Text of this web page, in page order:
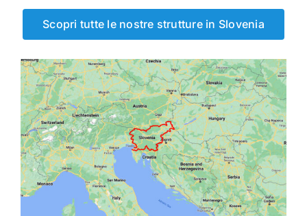
Scopri tutte le nostre strutture in Slovenia